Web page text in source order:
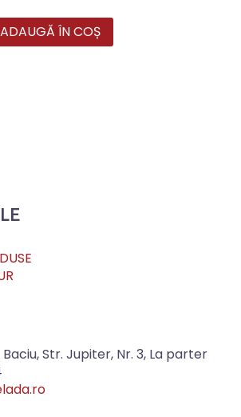
ADAUGĂ ÎN COȘ
Baciu, Str. Jupiter, Nr. 3, La parter